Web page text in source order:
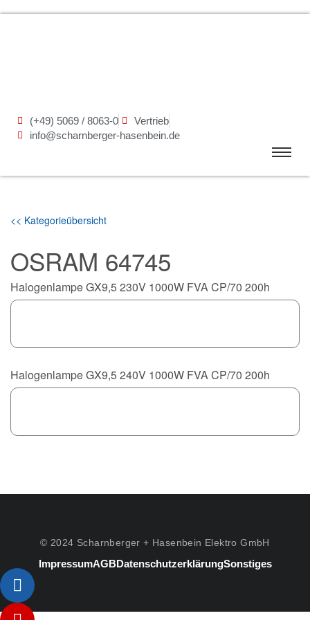
(+49) 5069 / 8063-0
Vertrieb
info@scharnberger-hasenbein.de
<< Kategorieübersicht
OSRAM 64745
Halogenlampe GX9,5 230V 1000W FVA CP/70 200h
Halogenlampe GX9,5 240V 1000W FVA CP/70 200h
© 2024 Scharnberger + Hasenbein Elektro GmbH
ImpressumAGBDatenschutzerklärungSonstiges